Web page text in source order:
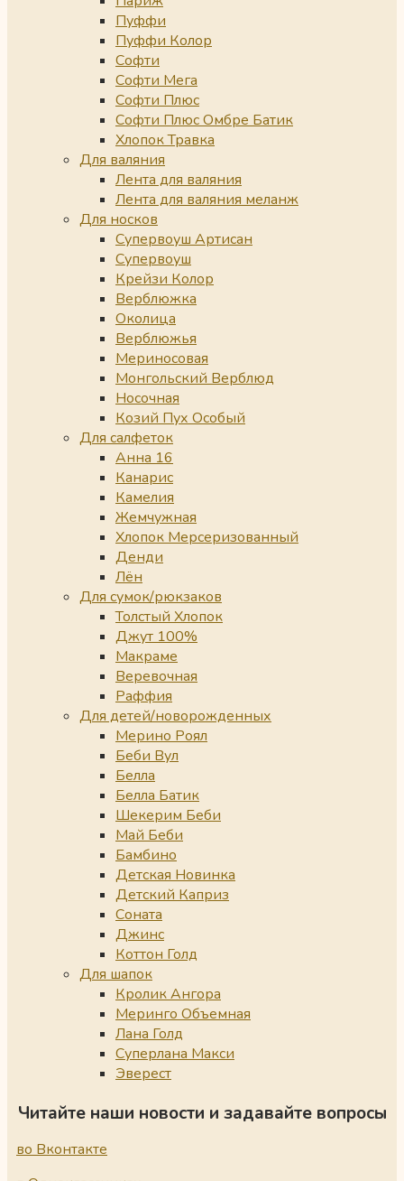
Пуффи
Пуффи Колор
Софти
Софти Мега
Софти Плюс
Софти Плюс Омбре Батик
Хлопок Травка
Для валяния
Лента для валяния
Лента для валяния меланж
Для носков
Супервоуш Артисан
Супервоуш
Крейзи Колор
Верблюжка
Околица
Верблюжья
Мериносовая
Монгольский Верблюд
Носочная
Козий Пух Особый
Для салфеток
Анна 16
Канарис
Камелия
Жемчужная
Хлопок Мерсеризованный
Денди
Лён
Для сумок/рюкзаков
Толстый Хлопок
Джут 100%
Макраме
Веревочная
Раффия
Для детей/новорожденных
Мерино Роял
Беби Вул
Белла
Белла Батик
Шекерим Беби
Май Беби
Бамбино
Детская Новинка
Детский Каприз
Соната
Джинс
Коттон Голд
Для шапок
Кролик Ангора
Меринго Объемная
Лана Голд
Суперлана Макси
Эверест
Читайте наши новости и задавайте вопросы
во Вконтакте